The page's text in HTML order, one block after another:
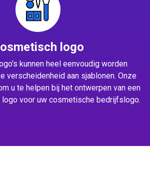
logo
kunnen heel eenvoudig worden
verscheidenheid aan sjablonen. Onze
u te helpen bij het ontwerpen van een
voor uw cosmetische bedrijfslogo.